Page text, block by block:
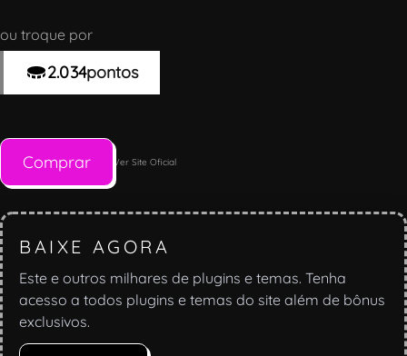
ou troque por
2.034pontos
Comprar Ver Site Oficial
BAIXE AGORA
Este e outros milhares de plugins e temas. Tenha
acesso a todos plugins e temas do site além de bônus
exclusivos.